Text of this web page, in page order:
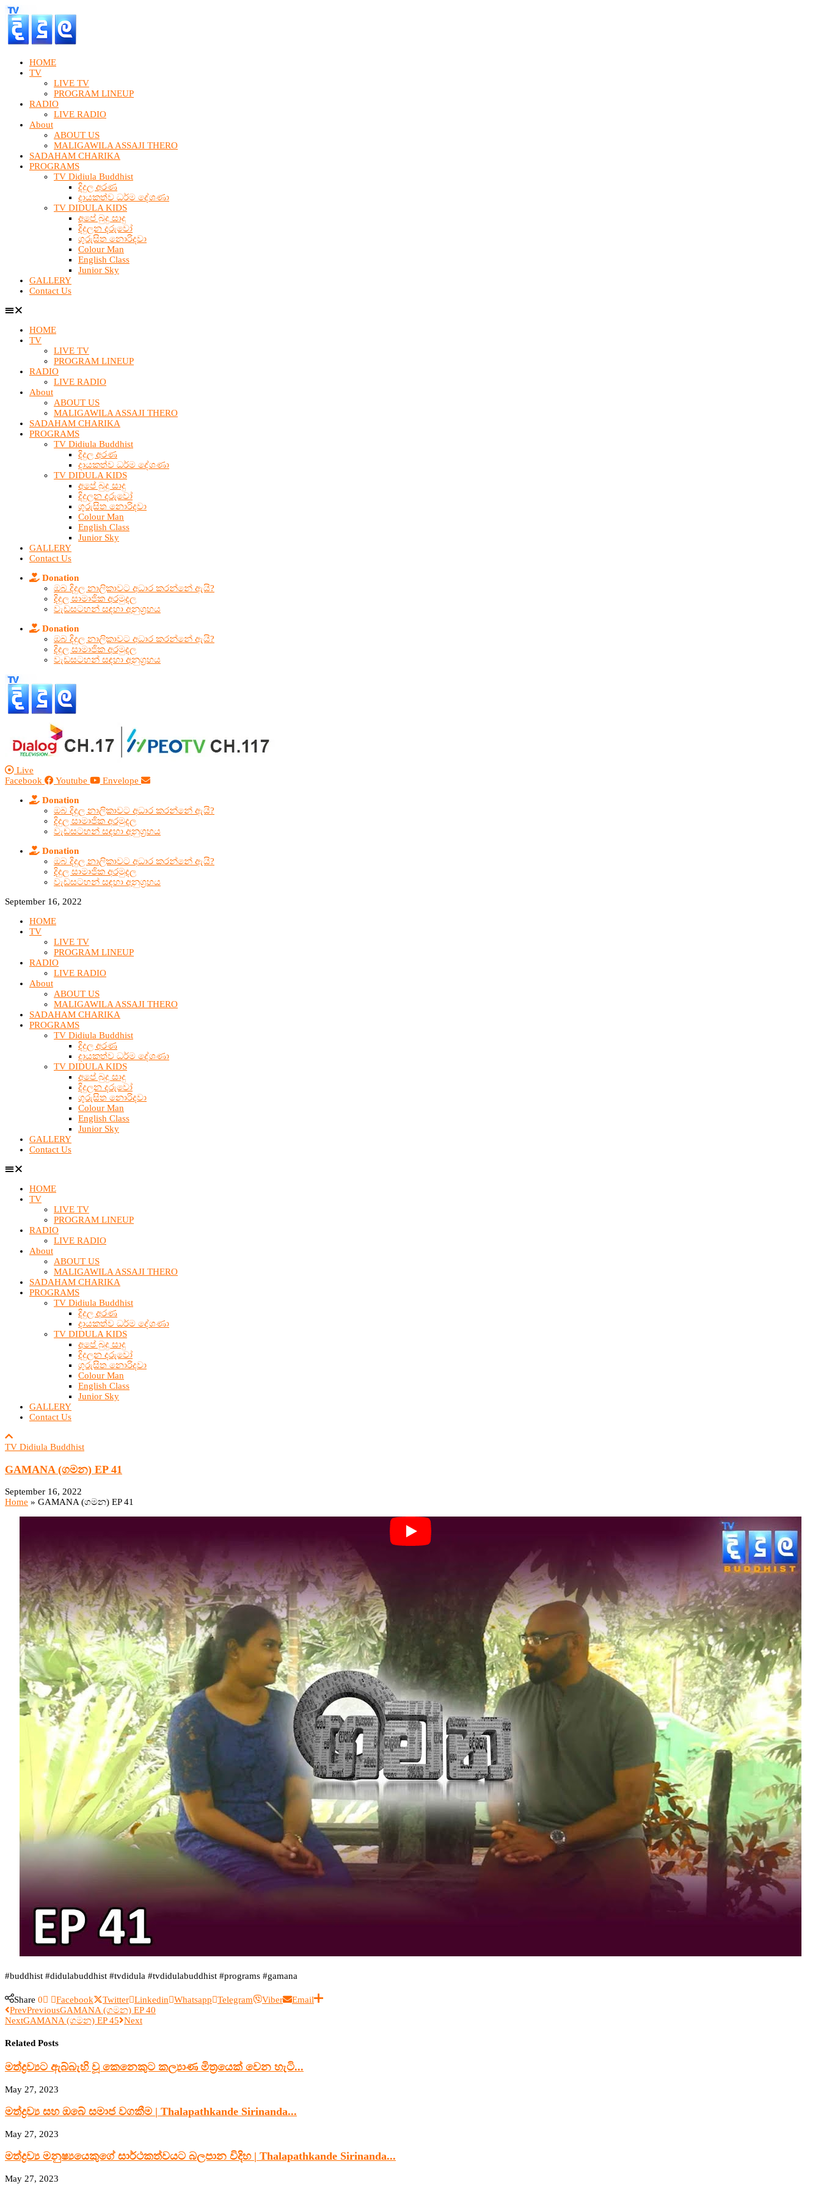
HOME
TV
LIVE TV
PROGRAM LINEUP
RADIO
LIVE RADIO
About
ABOUT US
MALIGAWILA ASSAJI THERO
SADAHAM CHARIKA
PROGRAMS
TV Didiula Buddhist
දිදුල අරණ
දායකත්ව ධර්ම දේශණා
TV DIDULA KIDS
අපේ බුදු සාදු
දිදුලන දරුවෝ
ගුරුසිත නොරිදවා
Colour Man
English Class
Junior Sky
GALLERY
Contact Us
HOME
TV
LIVE TV
PROGRAM LINEUP
RADIO
LIVE RADIO
About
ABOUT US
MALIGAWILA ASSAJI THERO
SADAHAM CHARIKA
PROGRAMS
TV Didiula Buddhist
දිදුල අරණ
දායකත්ව ධර්ම දේශණා
TV DIDULA KIDS
අපේ බුදු සාදු
දිදුලන දරුවෝ
ගුරුසිත නොරිදවා
Colour Man
English Class
Junior Sky
GALLERY
Contact Us
Donation
ඔබ දිදුල නාලිකාවට අධාර කරන්නේ ඇයි?
දිදුල සාමාජික අරමුදල
වැඩසටහන් සඳහා අනුග්‍රහය
Donation
ඔබ දිදුල නාලිකාවට අධාර කරන්නේ ඇයි?
දිදුල සාමාජික අරමුදල
වැඩසටහන් සඳහා අනුග්‍රහය
Live
Facebook
Youtube Envelope
Donation
ඔබ දිදුල නාලිකාවට අධාර කරන්නේ ඇයි?
දිදුල සාමාජික අරමුදල
වැඩසටහන් සඳහා අනුග්‍රහය
Donation
ඔබ දිදුල නාලිකාවට අධාර කරන්නේ ඇයි?
දිදුල සාමාජික අරමුදල
වැඩසටහන් සඳහා අනුග්‍රහය
September 16, 2022
HOME
TV
LIVE TV
PROGRAM LINEUP
RADIO
LIVE RADIO
About
ABOUT US
MALIGAWILA ASSAJI THERO
SADAHAM CHARIKA
PROGRAMS
TV Didiula Buddhist
දිදුල අරණ
දායකත්ව ධර්ම දේශණා
TV DIDULA KIDS
අපේ බුදු සාදු
දිදුලන දරුවෝ
ගුරුසිත නොරිදවා
Colour Man
English Class
Junior Sky
GALLERY
Contact Us
HOME
TV
LIVE TV
PROGRAM LINEUP
RADIO
LIVE RADIO
About
ABOUT US
MALIGAWILA ASSAJI THERO
SADAHAM CHARIKA
PROGRAMS
TV Didiula Buddhist
දිදුල අරණ
දායකත්ව ධර්ම දේශණා
TV DIDULA KIDS
අපේ බුදු සාදු
දිදුලන දරුවෝ
ගුරුසිත නොරිදවා
Colour Man
English Class
Junior Sky
GALLERY
Contact Us
TV Didiula Buddhist
GAMANA (ගමන) EP 41
September 16, 2022
Home » GAMANA (ගමන) EP 41
#buddhist #didulabuddhist #tvdidula #tvdidulabuddhist #programs #gamana
Share 0 Facebook Twitter Linkedin Whatsapp Telegram Viber
Email
PrevPreviousGAMANA (ගමන) EP 40
NextGAMANA (ගමන) EP 45 Next
Related Posts
මත්ද්‍රව්‍යට ඇබ්බැහි වූ කෙනෙකුට කල්‍යාණ මිත්‍රයෙක් වෙන හැටි...
May 27, 2023
මත්ද්‍රව්‍ය සහ ඔබේ සමාජ වගකීම | Thalapathkande Sirinanda...
May 27, 2023
මත්ද්‍රව්‍ය මනුෂ්‍යයෙකුගේ සාර්ථකත්වයට බලපාන විදිහ | Thalapathkande Sirinanda...
May 27, 2023